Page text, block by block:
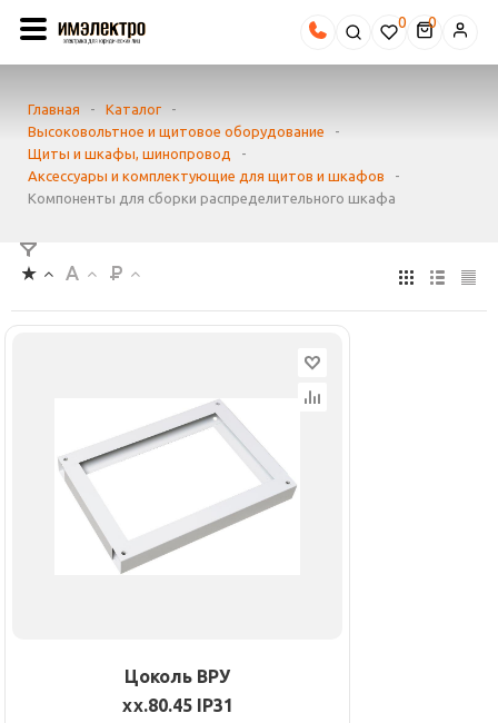
0
Главная - Каталог
-
Высоковольтное и щитовое оборудование
-
Щиты и шкафы, шинопровод
-
Аксессуары и комплектующие для щитов и шкафов
-
Компоненты для сборки распределительного шкафа
Цоколь ВРУ
хх.80.45 IP31